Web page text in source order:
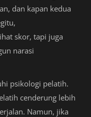
dan kapan kedua
skor, tapi juga
narasi
psikologi pelatih.
cenderung lebih
Namun, jika